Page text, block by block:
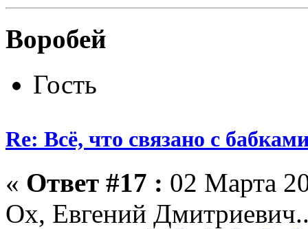
Воробей
Гость
Re: Всё, что связано с
« Ответ #17 : 02 Марта
Ох, Евгений